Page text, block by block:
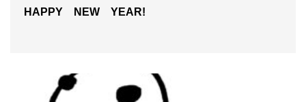
HAPPY NEW YEAR!